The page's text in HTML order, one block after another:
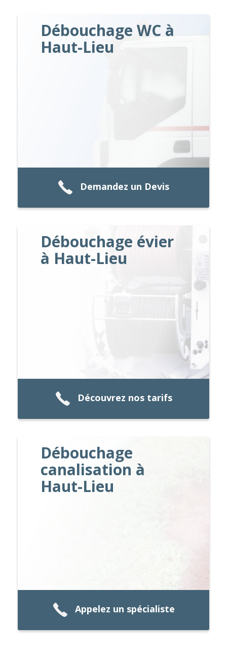
Débouchage WC à
Haut-Lieu
Demandez un Devis
Débouchage évier
à Haut-Lieu
Découvrez nos tarifs
Débouchage
canalisation à
Haut-Lieu
Appelez un spécialiste